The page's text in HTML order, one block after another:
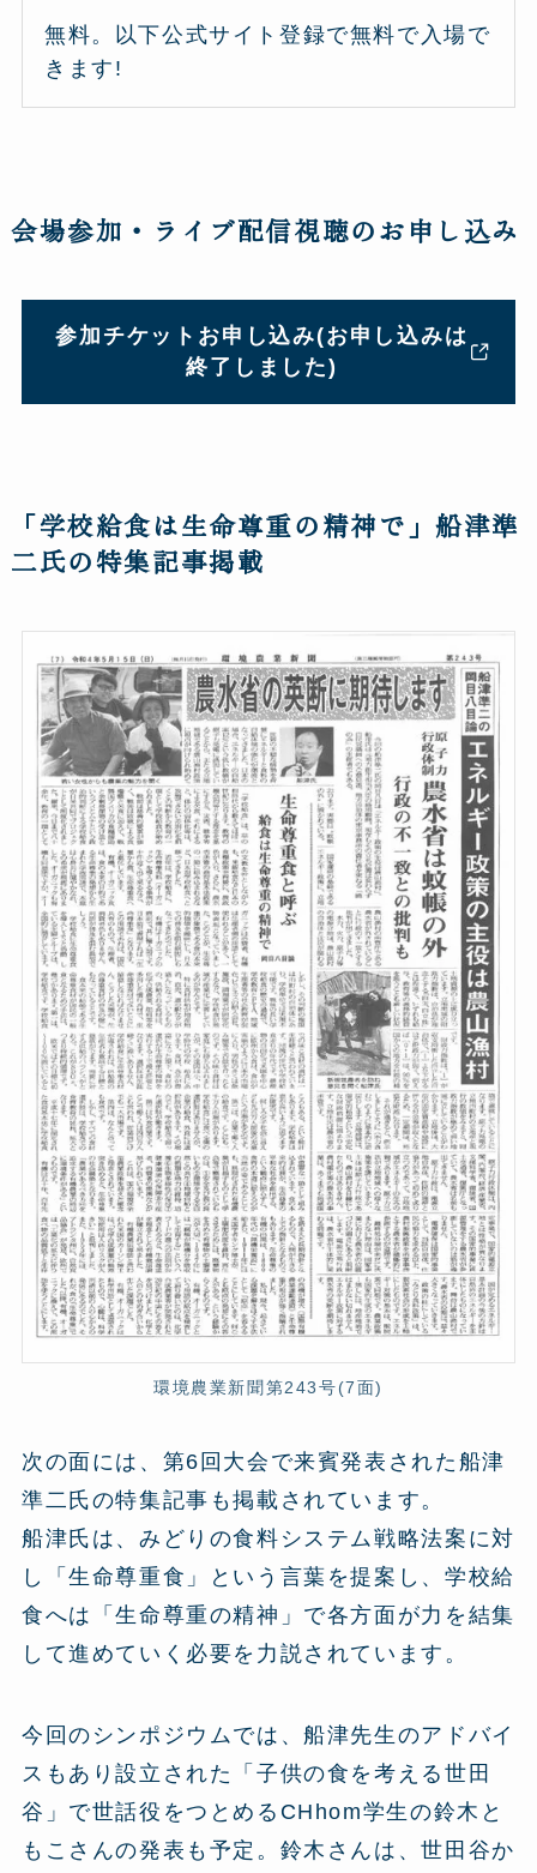
無料。以下公式サイト登録で無料で入場で
きます!
会場参加・ライブ配信視聴のお申し込み
参加チケットお申し込み(お申し込みは
終了しました)
「学校給食は生命尊重の精神で」船津準
二氏の特集記事掲載
環境農業新聞第243号(7面)
次の面には、第6回大会で来賓発表された船津
準二氏の特集記事も掲載されています。
船津氏は、みどりの食料システム戦略法案に対
し「生命尊重食」という言葉を提案し、学校給
食へは「生命尊重の精神」で各方面が力を結集
して進めていく必要を力説されています。
今回のシンポジウムでは、船津先生のアドバイ
スもあり設立された「子供の食を考える世田
谷」で世話役をつとめるCHhom学生の鈴木と
もこさんの発表も予定。鈴木さんは、世田谷か